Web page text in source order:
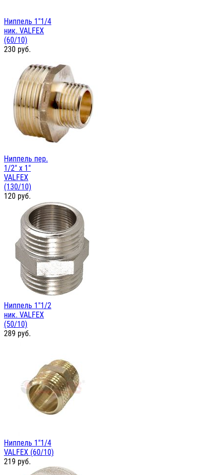
Ниппель 1"1/4
ник. VALFEX
(60/10)
230 руб.
Ниппель пер.
1/2" х 1"
VALFEX
(130/10)
120 руб.
Ниппель 1"1/2
ник. VALFEX
(50/10)
289 руб.
Ниппель 1"1/4
VALFEX (60/10)
219 руб.